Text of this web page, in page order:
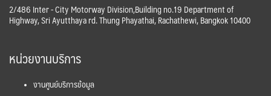
2/486 Inter - City Motorway Division,Building no.19 Department of
Highway, Sri Ayutthaya rd. Thung Phayathai, Rachathewi, Bangkok 10400
หน่วยงานบริการ
งานศูนย์บริการข้อมูล